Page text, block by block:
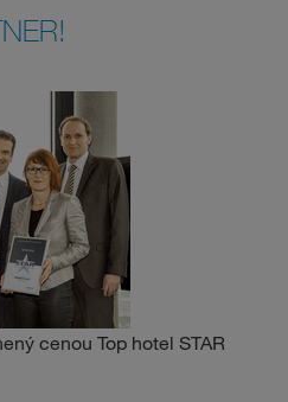
cenou Top hotel STAR